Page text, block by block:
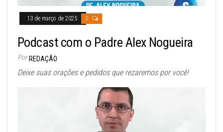
13 de março de 2025 0
Podcast com o Padre Alex Nogueira
Por REDAÇÃO
Deixe suas orações e pedidos que rezaremos por você!